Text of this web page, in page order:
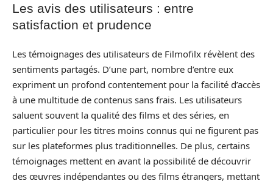
Les avis des utilisateurs : entre
satisfaction et prudence
Les témoignages des utilisateurs de Filmofilx révèlent des
sentiments partagés. D’une part, nombre d’entre eux
expriment un profond contentement pour la facilité d’accès
à une multitude de contenus sans frais. Les utilisateurs
saluent souvent la qualité des films et des séries, en
particulier pour les titres moins connus qui ne figurent pas
sur les plateformes plus traditionnelles. De plus, certains
témoignages mettent en avant la possibilité de découvrir
des œuvres indépendantes ou des films étrangers, mettant